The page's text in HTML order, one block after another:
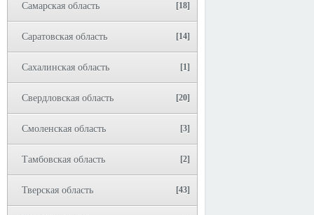
Самарская область [18]
Саратовская область [14]
Сахалинская область [1]
Свердловская область [20]
Смоленская область [3]
Тамбовская область [2]
Тверская область [43]